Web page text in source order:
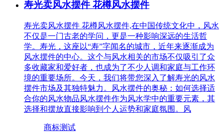
寿光卖风水摆件 花樽风水摆件
寿光卖风水摆件 花樽风水摆件,在中国传统文化中，风水
不仅是一门古老的学问，更是一种影响深远的生活哲
学。寿光，这座以“寿”字闻名的城市，近年来逐渐成为
风水摆件的中心。这个与风水相关的市场不仅吸引了众
多收藏家和爱好者，也成为了不少人调和家庭与工作环
境的重要场所。今天，我们将带您深入了解寿光的风水
摆件市场及其独特魅力。风水摆件的奥秘：如何选择适
合你的风水物品风水摆件作为风水学中的重要元素，其
选择和摆放直接影响到个人运势和家庭氛围。风
商标测试